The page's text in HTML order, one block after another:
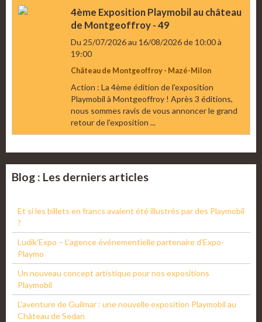
4ème Exposition Playmobil au château
de Montgeoffroy - 49
Du 25/07/2026au 16/08/2026de 10:00à
19:00
Château de Montgeoffroy - Mazé-Milon
Action : La 4ème édition de l'exposition
Playmobil à Montgeoffroy ! Après 3 éditions,
nous sommes ravis de vous annoncer le grand
retour de l'exposition ...
Blog : Les derniers articles
Et si les billets en francs avaient été illustrés par des Playmobil
?
Ludik'Expo – L'agence événementielle partenaire d'Expo-
Playmo
Un nouveau concept artistique pour nos expositions
Playmobil
L'aventure de Guilmar : une nouvelle exposition Playmobil au
Château de Sedan